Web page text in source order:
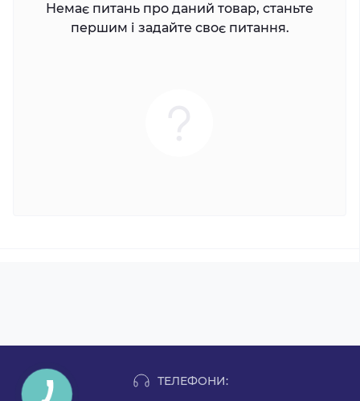
Немає питань про даний товар, станьте
першим і задайте своє питання.
ТЕЛЕФОНИ: